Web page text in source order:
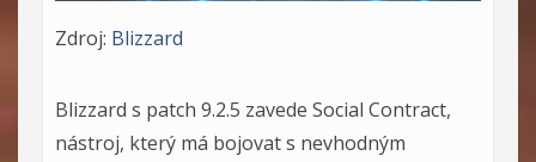
Zdroj: Blizzard
Blizzard s patch 9.2.5 zavede Social Contract,
nástroj, který má bojovat s nevhodným